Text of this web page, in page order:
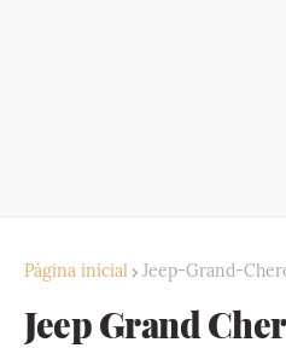
Página inicial Jeep-Grand-
Jeep Grand